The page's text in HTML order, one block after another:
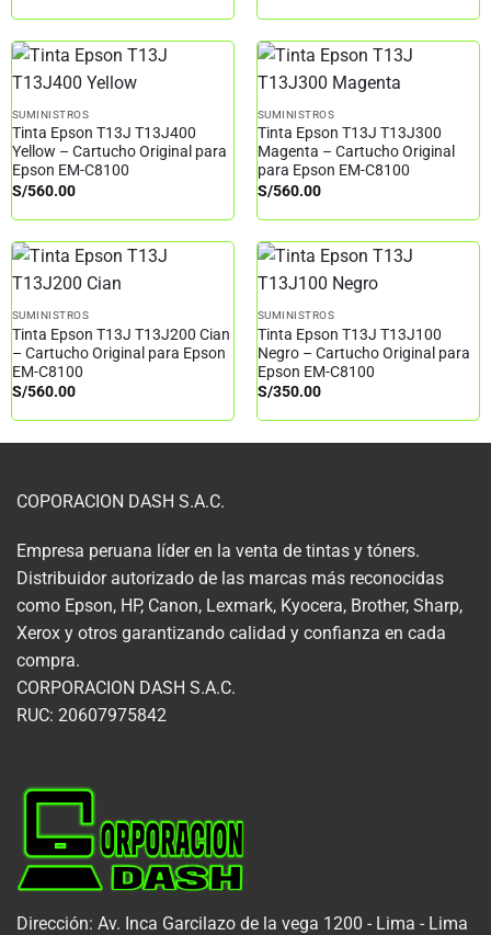
SUMINISTROS
Tinta Epson T13J T13J400
Yellow – Cartucho Original para
Epson EM-C8100
S/560.00
SUMINISTROS
Tinta Epson T13J T13J300
Magenta – Cartucho Original
para Epson EM-C8100
S/560.00
SUMINISTROS
Tinta Epson T13J T13J200 Cian
– Cartucho Original para Epson
EM-C8100
S/560.00
SUMINISTROS
Tinta Epson T13J T13J100
Negro – Cartucho Original para
Epson EM-C8100
S/350.00
COPORACION DASH S.A.C.
Empresa peruana líder en la venta de tintas y tóners.
Distribuidor autorizado de las marcas más reconocidas
como Epson, HP, Canon, Lexmark, Kyocera, Brother, Sharp,
Xerox y otros garantizando calidad y confianza en cada
compra.
CORPORACION DASH S.A.C.
RUC: 20607975842
Dirección: Av. Inca Garcilazo de la vega 1200 - Lima - Lima